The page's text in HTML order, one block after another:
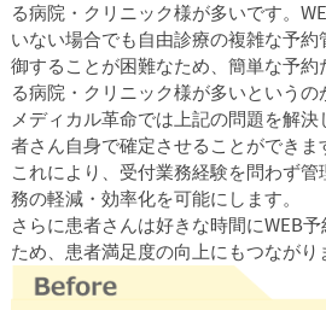
る病院・クリニック様が多いです。
いない場合でも自由診療の複雑な予約
御することが困難なため、簡単な予約
る病院・クリニック様が多いというの
メディカル革命では上記の問題を解決
者さん自身で確定させることができま
これにより、受付業務経験を問わず
務の軽減・効率化を可能にします。
さらに患者さんは好きな時間にWEB
ため、患者満足度の向上にもつながり